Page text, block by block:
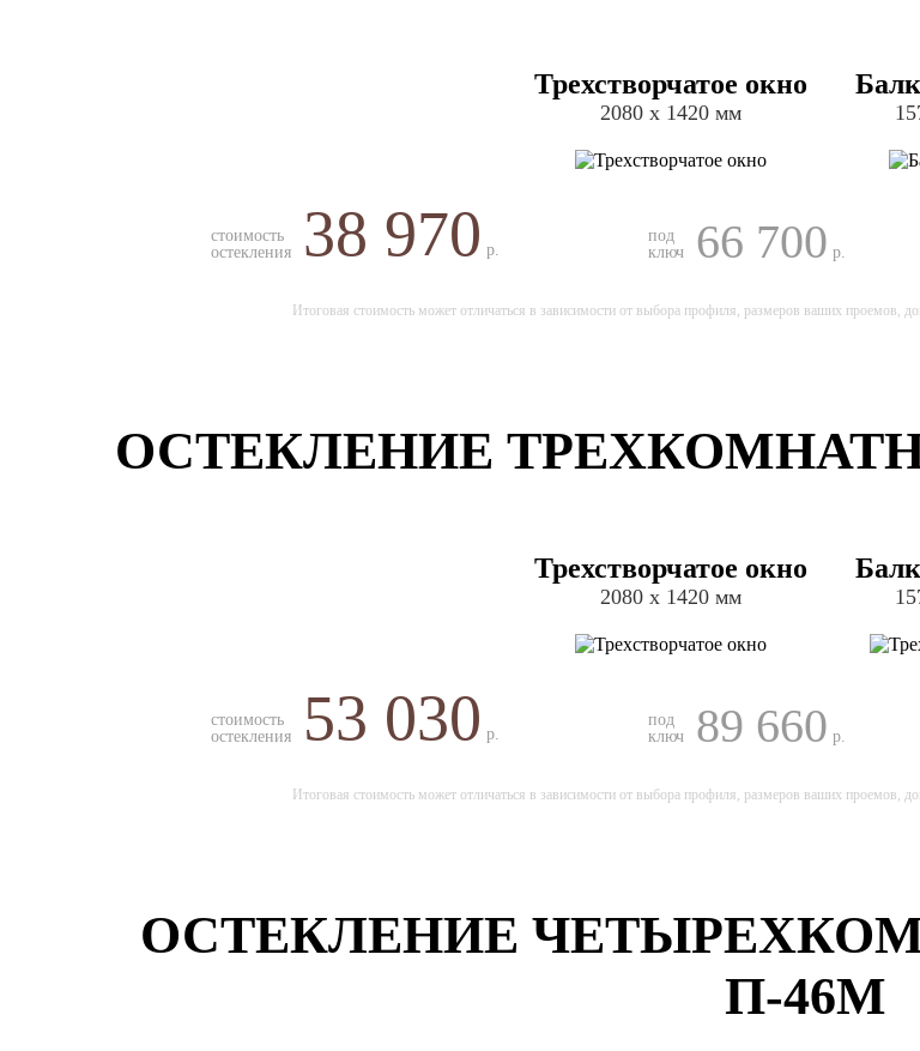
Трехстворчатое окно
2080 х 1420 мм
стоимость
остекления
38 970 р.
под
ключ
66 700 р.
Итоговая стоимость может отличаться в зависимости от выбора профиля, размеров ваших проемов,
ОСТЕКЛЕНИЕ
Трехстворчатое окно
2080 х 1420 мм
стоимость
остекления
53 030 р.
под
ключ
89 660 р.
Итоговая стоимость может отличаться в зависимости от выбора профиля, размеров ваших проемов,
ОСТЕКЛЕНИЕ
П-46М